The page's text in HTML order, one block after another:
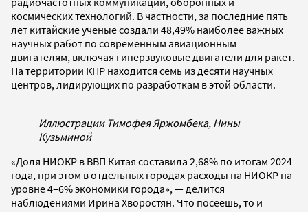
космических технологий. В частности, за последние пять
лет китайские ученые создали 48,49% наиболее важных
научных работ по современным авиационным
двигателям, включая гиперзвуковые двигатели для ракет.
На территории КНР находится семь из десяти научных
центров, лидирующих по разработкам в этой области.
Иллюстрации Тимофея Яржомбека, Нины
Кузьминой
«Доля НИОКР в ВВП Китая составила 2,68% по итогам 2024
года, при этом в отдельных городах расходы на НИОКР на
уровне 4–6% экономики города», — делится
наблюдениями Ирина Хворостян. Что посеешь, то и